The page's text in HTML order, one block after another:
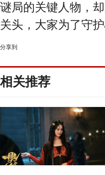
谜局的关键人物，
关头，大家为了守
分享到
相关推荐